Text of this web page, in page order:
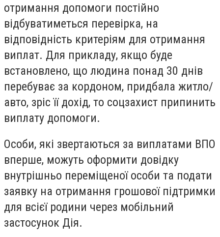
отримання допомоги постійно
відбуватиметься перевірка, на
відповідність критеріям для отримання
виплат. Для прикладу, якщо буде
встановлено, що людина понад 30 днів
перебуває за кордоном, придбала житло/
авто, зріс її дохід, то соцзахист припинить
виплату допомоги.
Особи, які звертаються за виплатами ВПО
вперше, можуть оформити довідку
внутрішньо переміщеної особи та подати
заявку на отримання грошової підтримки
для всієї родини через мобільний
застосунок Дія.